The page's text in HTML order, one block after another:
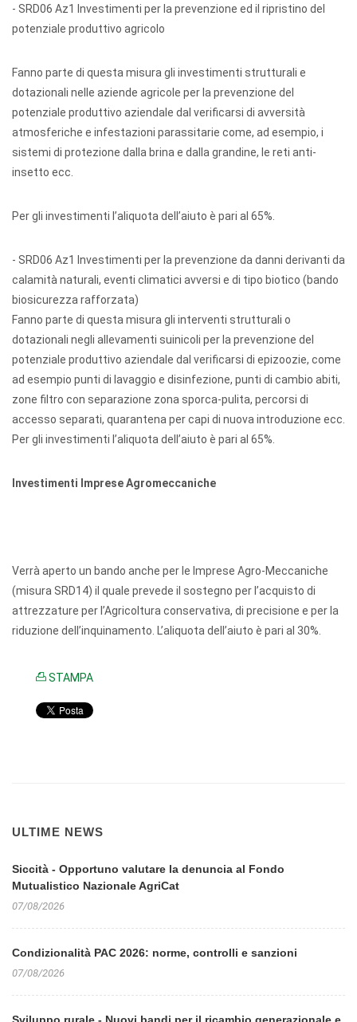
- SRD06 Az1 Investimenti per la prevenzione ed il ripristino del
potenziale produttivo agricolo
Fanno parte di questa misura gli investimenti strutturali e
dotazionali nelle aziende agricole per la prevenzione del
potenziale produttivo aziendale dal verificarsi di avversità
atmosferiche e infestazioni parassitarie come, ad esempio, i
sistemi di protezione dalla brina e dalla grandine, le reti anti-
insetto ecc.
Per gli investimenti l’aliquota dell’aiuto è pari al 65%.
- SRD06 Az1 Investimenti per la prevenzione da danni derivanti da
calamità naturali, eventi climatici avversi e di tipo biotico (bando
biosicurezza rafforzata)
Fanno parte di questa misura gli interventi strutturali o
dotazionali negli allevamenti suinicoli per la prevenzione del
potenziale produttivo aziendale dal verificarsi di epizoozie, come
ad esempio punti di lavaggio e disinfezione, punti di cambio abiti,
zone filtro con separazione zona sporca-pulita, percorsi di
accesso separati, quarantena per capi di nuova introduzione ecc.
Per gli investimenti l’aliquota dell’aiuto è pari al 65%.
Investimenti Imprese Agromeccaniche
Verrà aperto un bando anche per le Imprese Agro-Meccaniche
(misura SRD14) il quale prevede il sostegno per l’acquisto di
attrezzature per l’Agricoltura conservativa, di precisione e per la
riduzione dell’inquinamento. L’aliquota dell’aiuto è pari al 30%.
STAMPA
ULTIME NEWS
Siccità - Opportuno valutare la denuncia al Fondo
Mutualistico Nazionale AgriCat
07/08/2026
Condizionalità PAC 2026: norme, controlli e sanzioni
07/08/2026